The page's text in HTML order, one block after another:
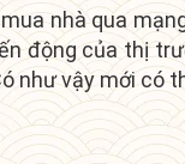
nhà qua
động của thị
như vậy mới có